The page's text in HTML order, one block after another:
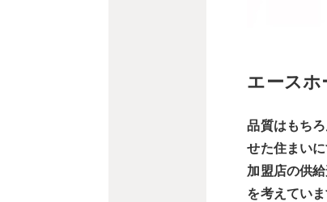
エースホ
品質はもち
せた住まい
加盟店の供
を考えていま